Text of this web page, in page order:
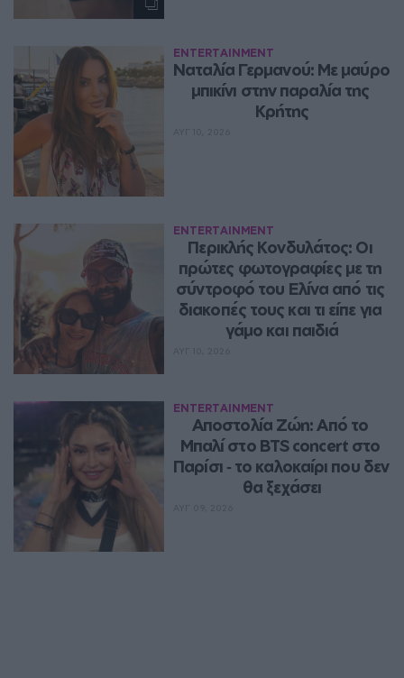
ENTERTAINMENT
Ναταλία Γερμανού: Με μαύρο
μπικίνι στην παραλία της
Κρήτης
ENTERTAINMENT
Περικλής Κονδυλάτος: Οι
πρώτες φωτογραφίες με τη
σύντροφό του Ελίνα από τις
διακοπές τους και τι είπε για
γάμο και παιδιά
ENTERTAINMENT
Αποστολία Ζώη: Από το
Μπαλί στο BTS concert στο
Παρίσι ‑ το καλοκαίρι που δεν
θα ξεχάσει